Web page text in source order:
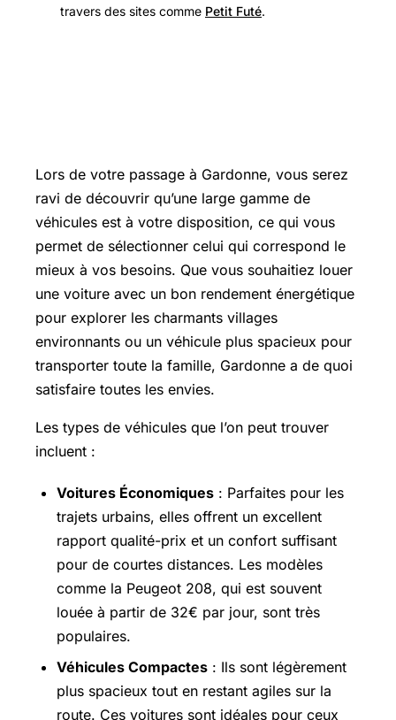
travers des sites comme Petit Futé.
Lors de votre passage à Gardonne, vous serez
ravi de découvrir qu’une large gamme de
véhicules est à votre disposition, ce qui vous
permet de sélectionner celui qui correspond le
mieux à vos besoins. Que vous souhaitiez louer
une voiture avec un bon rendement énergétique
pour explorer les charmants villages
environnants ou un véhicule plus spacieux pour
transporter toute la famille, Gardonne a de quoi
satisfaire toutes les envies.
Les types de véhicules que l’on peut trouver
incluent :
Voitures Économiques : Parfaites pour les
trajets urbains, elles offrent un excellent
rapport qualité-prix et un confort suffisant
pour de courtes distances. Les modèles
comme la Peugeot 208, qui est souvent
louée à partir de 32€ par jour, sont très
populaires.
Véhicules Compactes : Ils sont légèrement
plus spacieux tout en restant agiles sur la
route. Ces voitures sont idéales pour ceux